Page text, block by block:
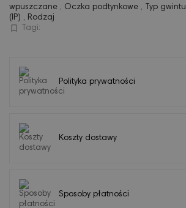
wpuszczane , Oczka podtynkowe , Typ gwintu
(IP) , Rodzaj
bookmark_border Tagi:
Polityka prywatności
Koszty dostawy
Sposoby płatności